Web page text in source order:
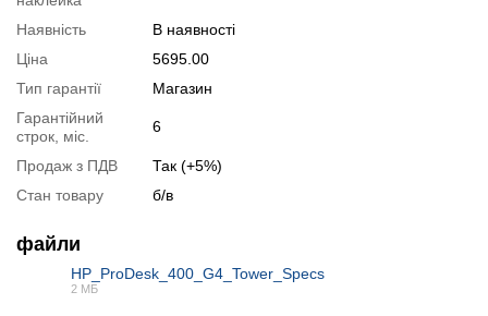
Слідкувати в Instagram
Наявність
В наявності
Ціна
5695.00
Тип гарантії
Магазин
Гарантійний
строк, міс.
6
Продаж з ПДВ
Так (+5%)
Стан товару
б/в
файли
HP_ProDesk_400_G4_Tower_Specs
2 МБ